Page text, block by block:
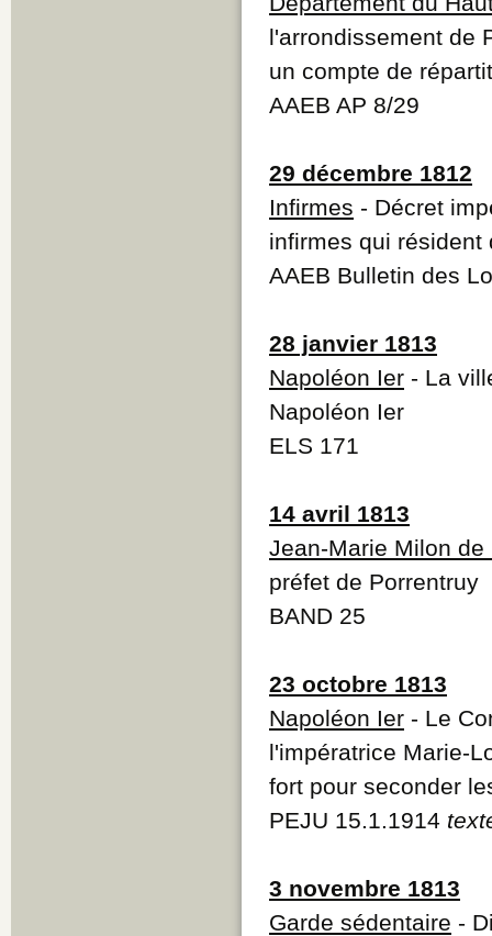
l'arrondissement de
un compte de
AAEB AP 8/29
29 décembre 1812
Infirmes - Décret
infirmes qui résident
AAEB Bulletin des
28 janvier 1813
Napoléon Ier - La
Napoléon Ier
ELS 171
14 avril 1813
Jean-Marie Milon de
préfet de Porrentruy
BAND 25
23 octobre 1813
Napoléon Ier - Le
l'impératrice Marie-
fort pour seconder
PEJU 15.1.1914
3 novembre 1813
Garde sédentaire -